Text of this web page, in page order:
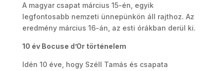
A magyar csapat március 15-én, egyik
legfontosabb nemzeti ünnepünkön áll rajthoz. Az
eredmény március 16-án, az esti órákban derül ki.
10 év Bocuse d’Or történelem
Idén 10 éve, hogy Széll Tamás és csapata